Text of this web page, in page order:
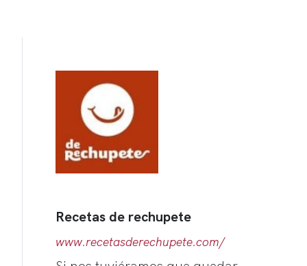
Recetas de rechupete
www.recetasderechupete.com/